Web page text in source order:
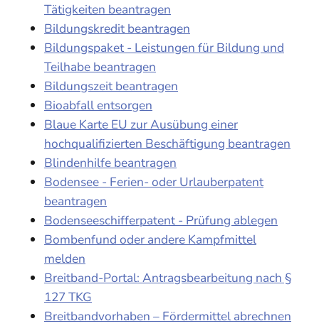
Tätigkeiten beantragen
Bildungskredit beantragen
Bildungspaket - Leistungen für Bildung und
Teilhabe beantragen
Bildungszeit beantragen
Bioabfall entsorgen
Blaue Karte EU zur Ausübung einer
hochqualifizierten Beschäftigung beantragen
Blindenhilfe beantragen
Bodensee - Ferien- oder Urlauberpatent
beantragen
Bodenseeschifferpatent - Prüfung ablegen
Bombenfund oder andere Kampfmittel
melden
Breitband-Portal: Antragsbearbeitung nach §
127 TKG
Breitbandvorhaben – Fördermittel abrechnen